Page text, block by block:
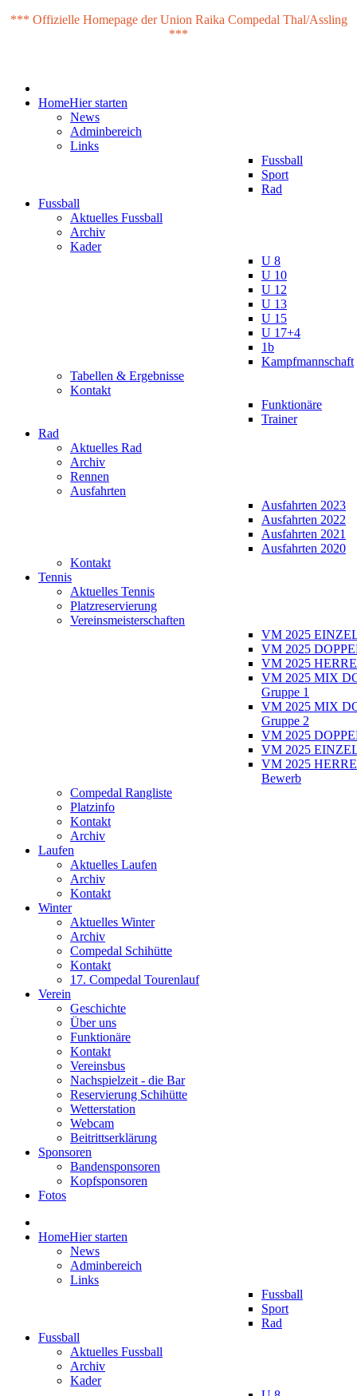
*** Offizielle Homepage der Union Raika Compedal Thal/Assling
***
HomeHier starten
News
Adminbereich
Links
Fussball
Sport
Rad
Fussball
Aktuelles Fussball
Archiv
Kader
U 8
U 10
U 12
U 13
U 15
U 17+4
1b
Kampfmannschaft
Tabellen & Ergebnisse
Kontakt
Funktionäre
Trainer
Rad
Aktuelles Rad
Archiv
Rennen
Ausfahrten
Ausfahrten 2023
Ausfahrten 2022
Ausfahrten 2021
Ausfahrten 2020
Kontakt
Tennis
Aktuelles Tennis
Platzreservierung
Vereinsmeisterschaften
VM 2025
VM 2025
VM 2025
VM 2025 MIX
Gruppe 1
VM 2025 MIX
Gruppe 2
VM 2025
VM 2025
VM 2025
Bewerb
Compedal Rangliste
Platzinfo
Kontakt
Archiv
Laufen
Aktuelles Laufen
Archiv
Kontakt
Winter
Aktuelles Winter
Archiv
Compedal Schihütte
Kontakt
17. Compedal Tourenlauf
Verein
Geschichte
Über uns
Funktionäre
Kontakt
Vereinsbus
Nachspielzeit - die Bar
Reservierung Schihütte
Wetterstation
Webcam
Beitrittserklärung
Sponsoren
Bandensponsoren
Kopfsponsoren
Fotos
HomeHier starten
News
Adminbereich
Links
Fussball
Sport
Rad
Fussball
Aktuelles Fussball
Archiv
Kader